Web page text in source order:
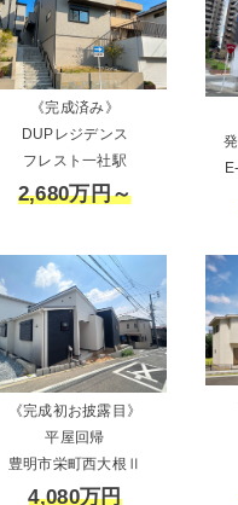
《完成済み》
DUPレジデンス
フレスト一社駅
2,680万円～
《完成初お披露目》
平屋回帰
豊明市栄町西大根Ⅱ
4,080万円